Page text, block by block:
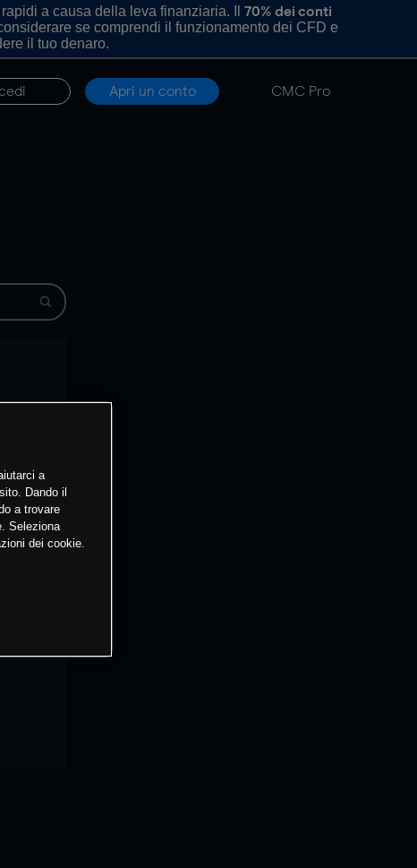
a causa della leva finanziaria. Il 70% dei conti
se comprendi il funzionamento dei CFD e
il tuo denaro.
Apri un conto CMC Pro
a
Dando il
a trovare
Seleziona
dei cookie.